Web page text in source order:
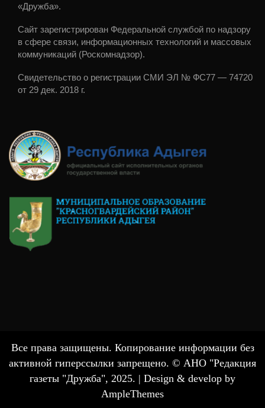
«Дружба».
Сайт зарегистрирован Федеральной службой по надзору
в сфере связи, информационных технологий и массовых
коммуникаций (Роскомнадзор).
Свидетельство о регистрации СМИ ЭЛ № ФС77 — 74720
от 29 дек. 2018 г.
Все права защищены. Копирование информации без
активной гиперссылки запрещено. © АНО "Редакция
газеты "Дружба", 2025. | Design & develop by
AmpleThemes